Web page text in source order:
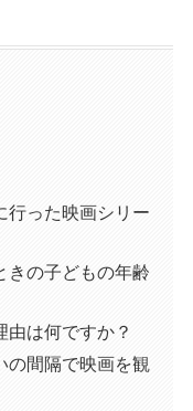
行った映画シリー
きの子どもの年齢
由は何ですか？
の間隔で映画を観